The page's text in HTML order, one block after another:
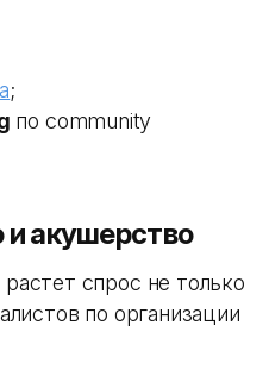
;
по community
акушерство
спрос не только
по организации